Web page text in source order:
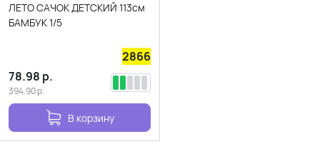
ЛЕТО САЧОК ДЕТСКИЙ 113см
БАМБУК 1/5
2866
78.98 р.
394.90р.
В корзину